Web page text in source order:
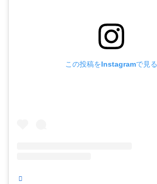
この投稿をInstagramで見る